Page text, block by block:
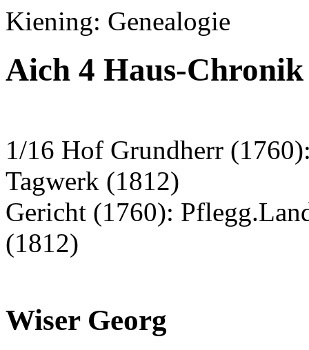
Kiening: Genealogie
Aich 4 Haus-
1/16 Hof Grundherr
Tagwerk (1812)
Gericht (1760):
(1812)
Wiser Georg